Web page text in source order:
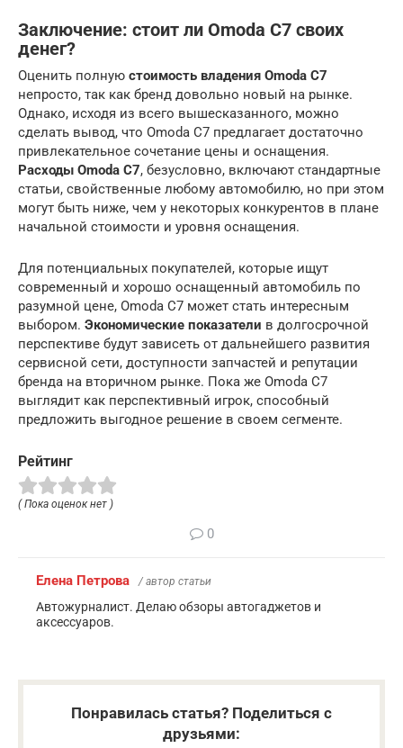
Заключение: стоит ли Omoda C7 своих
денег?
Оценить полную стоимость владения Omoda C7
непросто, так как бренд довольно новый на рынке.
Однако, исходя из всего вышесказанного, можно
сделать вывод, что Omoda C7 предлагает достаточно
привлекательное сочетание цены и оснащения.
Расходы Omoda C7, безусловно, включают стандартные
статьи, свойственные любому автомобилю, но при этом
могут быть ниже, чем у некоторых конкурентов в плане
начальной стоимости и уровня оснащения.
Для потенциальных покупателей, которые ищут
современный и хорошо оснащенный автомобиль по
разумной цене, Omoda C7 может стать интересным
выбором. Экономические показатели в долгосрочной
перспективе будут зависеть от дальнейшего развития
сервисной сети, доступности запчастей и репутации
бренда на вторичном рынке. Пока же Omoda C7
выглядит как перспективный игрок, способный
предложить выгодное решение в своем сегменте.
Рейтинг
( Пока оценок нет )
0
Елена Петрова / автор статьи
Автожурналист. Делаю обзоры автогаджетов и
аксессуаров.
Понравилась статья? Поделиться с
друзьями: